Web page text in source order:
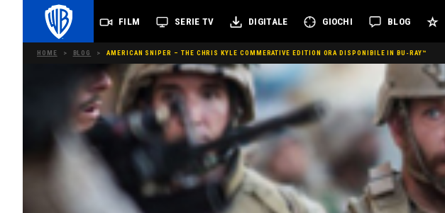
FILM SERIE TV DIGITALE GIOCHI BLOG
HOME > BLOG > AMERICAN SNIPER – THE CHRIS KYLE COMMERATIVE EDITION ORA DISPONIBILE IN BU-RAY™